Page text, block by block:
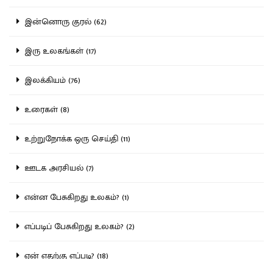
இன்னொரு குரல் (62)
இரு உலகங்கள் (17)
இலக்கியம் (76)
உரைகள் (8)
உற்றுநோக்க ஒரு செய்தி (11)
ஊடக அரசியல் (7)
என்ன பேசுகிறது உலகம்? (1)
எப்படிப் பேசுகிறது உலகம்? (2)
ஏன் எதற்கு எப்படி? (18)